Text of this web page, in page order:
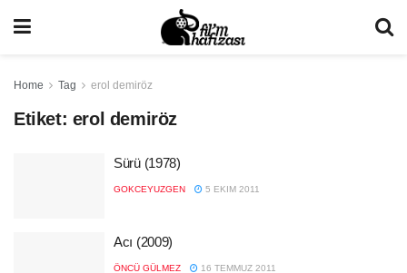
Home Tag erol demiröz
Etiket: erol demiröz
Sürü (1978)
GOKCEYUZGEN 5 EKIM 2011
Acı (2009)
ÖNCÜ GÜLMEZ 16 TEMMUZ 2011